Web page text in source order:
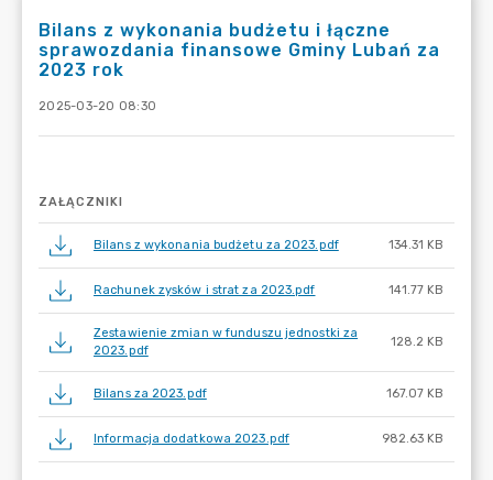
Bilans z wykonania budżetu i łączne
sprawozdania finansowe Gminy Lubań za
2023 rok
2025-03-20 08:30
ZAŁĄCZNIKI
Bilans z wykonania budżetu za 2023.pdf 134.31 KB
Rachunek zysków i strat za 2023.pdf 141.77 KB
Zestawienie zmian w funduszu jednostki za
2023.pdf
128.2 KB
Bilans za 2023.pdf 167.07 KB
Informacja dodatkowa 2023.pdf 982.63 KB